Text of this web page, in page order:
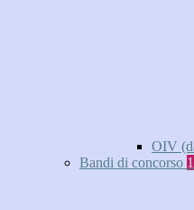
OIV
Bandi di concorso 1